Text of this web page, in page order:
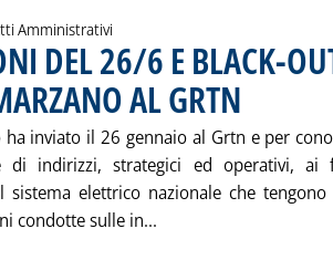
Amministrativi
DEL 26/6 E BLACK-
AL GRTN
inviato il 26 gennaio al Grtn e per
di indirizzi, strategici ed operativi, ai
sistema elettrico nazionale che
condotte sulle in...